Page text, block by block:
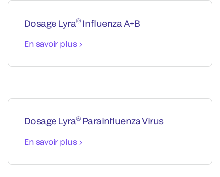
Dosage Lyra® Influenza A+B
En savoir plus
Dosage Lyra® Parainfluenza Virus
En savoir plus